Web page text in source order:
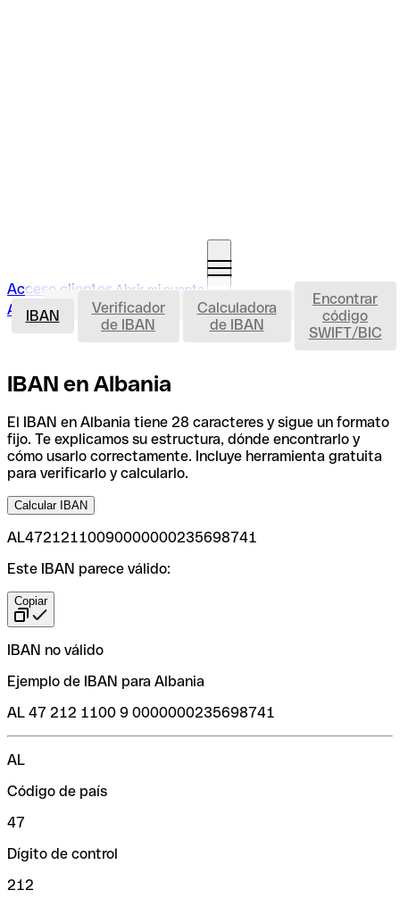
Acceso clientes Abrir mi cuenta
Abrir mi cuenta IBAN
IBAN
Verificador
de IBAN
Calculadora
de IBAN
Encontrar
código
SWIFT/BIC
IBAN en Albania
El IBAN en Albania tiene 28 caracteres y sigue un formato
fijo. Te explicamos su estructura, dónde encontrarlo y
cómo usarlo correctamente. Incluye herramienta gratuita
para verificarlo y calcularlo.
Calcular IBAN
AL47212110090000000235698741
Este IBAN parece válido:
Copiar
IBAN no válido
Ejemplo de IBAN para Albania
AL 47 212 1100 9 0000000235698741
AL
Código de país
47
Dígito de control
212